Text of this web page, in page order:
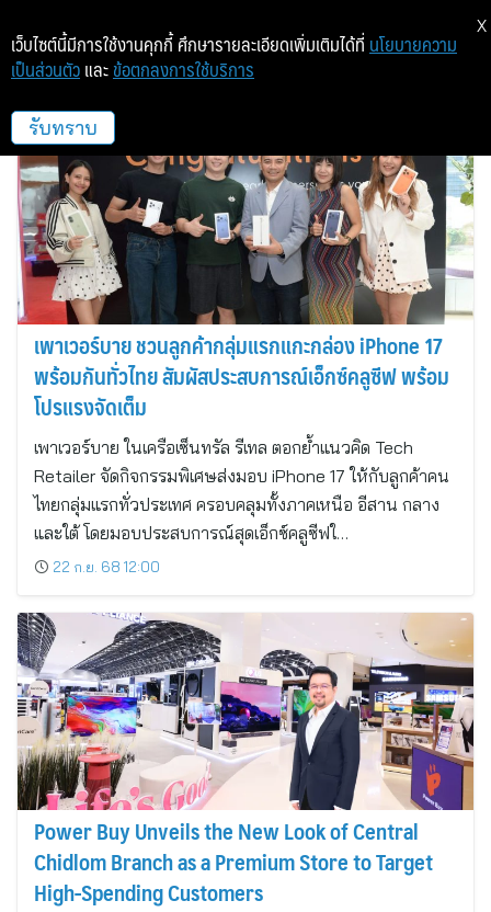
PowerBuy
เพาเวอร์บาย ชวนลูกค้ากลุ่มแรกแกะกล่อง iPhone 17
พร้อมกันทั่วไทย สัมผัสประสบการณ์เอ็กซ์คลูซีฟ พร้อม
โปรแรงจัดเต็ม
เพาเวอร์บาย ในเครือเซ็นทรัล รีเทล ตอกย้ำแนวคิด Tech
Retailer จัดกิจกรรมพิเศษส่งมอบ iPhone 17 ให้กับลูกค้าคน
ไทยกลุ่มแรกทั่วประเทศ ครอบคลุมทั้งภาคเหนือ อีสาน กลาง
และใต้ โดยมอบประสบการณ์สุดเอ็กซ์คลูซีฟใ…
22 ก.ย. 68 12:00
Power Buy Unveils the New Look of Central
Chidlom Branch as a Premium Store to Target
High-Spending Customers
เว็บไซต์นี้มีการใช้งานคุกกี้ ศึกษารายละเอียดเพิ่มเติมได้ที่ นโยบายความ
เป็นส่วนตัว และ ข้อตกลงการใช้บริการ
รับทราบ
X